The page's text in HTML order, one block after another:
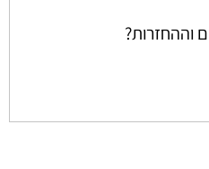
וההחזרות?